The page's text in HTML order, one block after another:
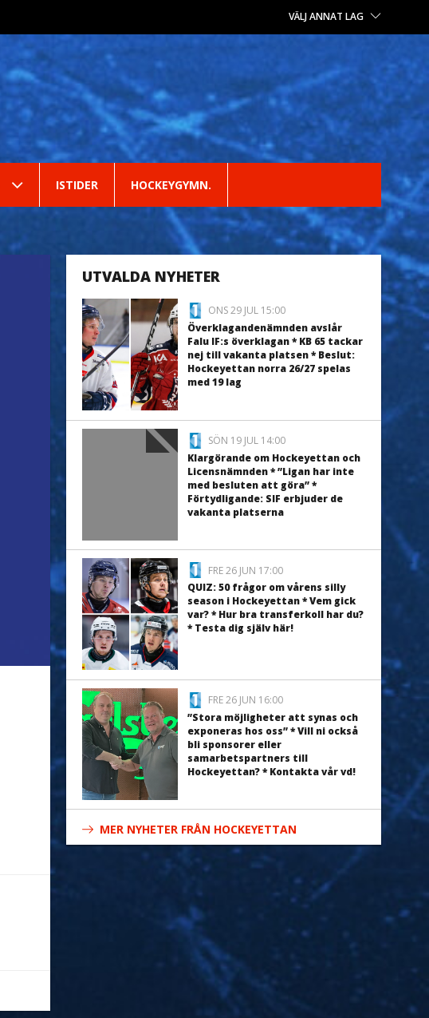
VÄLJ ANNAT LAG
ISTIDER HOCKEYGYMN.
UTVALDA NYHETER
ONS 29 JUL 15:00
Överklagandenämnden avslår
Falu IF:s överklagan * KB 65 tackar
nej till vakanta platsen * Beslut:
Hockeyettan norra 26/27 spelas
med 19 lag
SÖN 19 JUL 14:00
Klargörande om Hockeyettan och
Licensnämnden * ”Ligan har inte
med besluten att göra” *
Förtydligande: SIF erbjuder de
vakanta platserna
FRE 26 JUN 17:00
QUIZ: 50 frågor om vårens silly
season i Hockeyettan * Vem gick
var? * Hur bra transferkoll har du?
* Testa dig själv här!
FRE 26 JUN 16:00
”Stora möjligheter att synas och
exponeras hos oss” * Vill ni också
bli sponsorer eller
samarbetspartners till
Hockeyettan? * Kontakta vår vd!
MER NYHETER FRÅN HOCKEYETTAN